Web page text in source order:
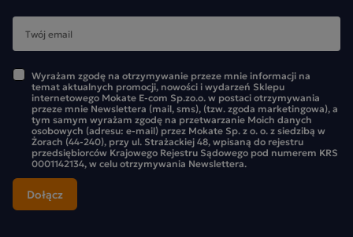
Wyrażam zgodę na otrzymywanie przeze mnie informacji na
temat aktualnych promocji, nowości i wydarzeń Sklepu
internetowego Mokate E-com Sp.zo.o. w postaci otrzymywania
przeze mnie Newslettera (mail, sms), (tzw. zgoda marketingowa), a
tym samym wyrażam zgodę na przetwarzanie Moich danych
osobowych (adresu: e-mail) przez Mokate Sp. z o. o. z siedzibą w
Żorach (44-240), przy ul. Strażackiej 48, wpisaną do rejestru
przedsiębiorców Krajowego Rejestru Sądowego pod numerem KRS
0001142134, w celu otrzymywania Newslettera.